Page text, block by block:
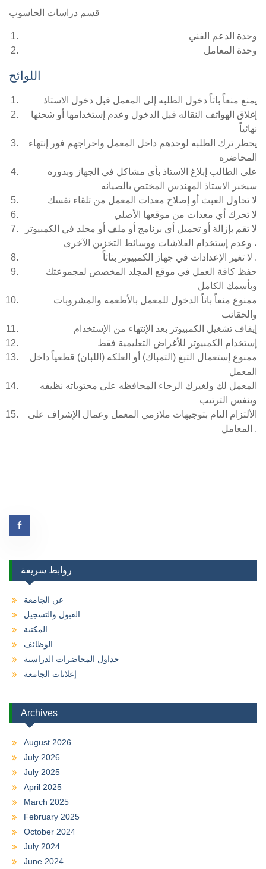
قسم دراسات الحاسوب
وحدة الدعم الفني
وحدة المعامل
اللوائح
يمنع منعاً باتاً دخول الطلبه إلى المعمل قبل دخول الاستاذ
إغلاق الهواتف النقاله قبل الدخول وعدم إستخدامها أو شحنها
نهائياً
يحظر ترك الطلبه لوحدهم داخل المعمل واخراجهم فور إنتهاء
المحاضره
على الطالب إبلاغ الاستاذ بأي مشاكل في الجهاز وبدوره
سيخبر الاستاذ المهندس المختص بالصيانه
لا تحاول العبث أو إصلاح معدات المعمل من تلقاء نفسك
لا تحرك أي معدات من موقعها الأصلي
لا تقم بإزالة أو تحميل أي برنامج أو ملف أو مجلد في الكمبيوتر
، وعدم إستخدام الفلاشات ووسائط التخزين الآخرى
لا تغير الإعدادات في جهاز الكمبيوتر بتاتاً .
حفظ كافة العمل في موقع المجلد المخصص لمجموعتك
وبأسمك الكامل
ممنوع منعاً باتاً الدخول للمعمل بالأطعمه والمشروبات
والحقائب
إيقاف تشغيل الكمبيوتر بعد الإنتهاء من الإستخدام
إستخدام الكمبيوتر للأغراض التعليمية فقط
ممنوع إستعمال التبغ (التمباك) أو العلكه (اللبان) قطعياً داخل
المعمل
المعمل لك ولغيرك الرجاء المحافظه على محتوياته نظيفه
وبنفس الترتيب
الألتزام التام بتوجيهات ملازمي المعمل وعمال الإشراف على
المعامل .
روابط سريعة
عن الجامعة
القبول والتسجيل
المكتبة
الوظائف
جداول المحاضرات الدراسية
إعلانات الجامعة
Archives
August 2026
July 2026
July 2025
April 2025
March 2025
February 2025
October 2024
July 2024
June 2024